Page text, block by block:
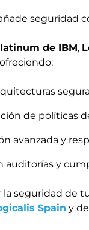
seguridad
de IBM,
de políticas
avanzada y
auditorías y
la seguridad de
Spain y